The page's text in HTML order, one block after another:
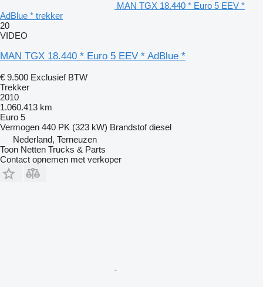
MAN TGX 18.440 * Euro 5 EEV *
AdBlue * trekker
20
VIDEO
MAN TGX 18.440 * Euro 5 EEV * AdBlue *
€ 9.500 Exclusief BTW
Trekker
2010
1.060.413 km
Euro 5
Vermogen 440 PK (323 kW) Brandstof diesel
Nederland, Terneuzen
Toon Netten Trucks & Parts
Contact opnemen met verkoper